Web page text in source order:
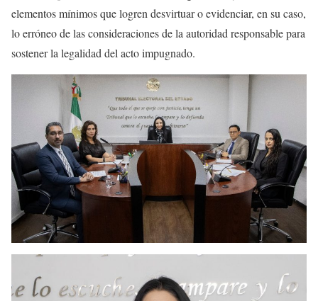
elementos mínimos que logren desvirtuar o evidenciar, en su caso,
lo erróneo de las consideraciones de la autoridad responsable para
sostener la legalidad del acto impugnado.